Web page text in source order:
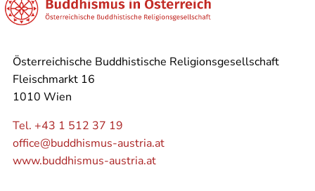
Österreichische Buddhistische Religionsgesellschaft
Fleischmarkt 16
1010 Wien
Tel. +43 1 512 37 19
office@buddhismus-austria.at
www.buddhismus-austria.at